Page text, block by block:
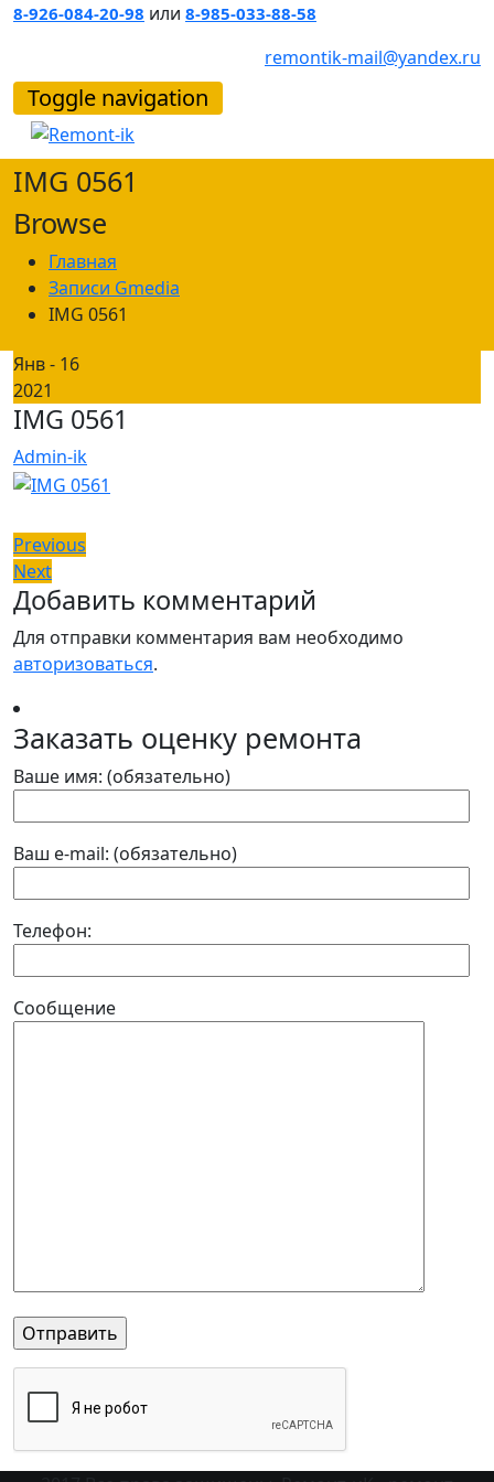
8-926-084-20-98 или 8-985-033-88-58
remontik-mail@yandex.ru
Toggle navigation
IMG 0561
Browse
Главная
Записи Gmedia
IMG 0561
Янв - 16
2021
IMG 0561
Admin-ik
Навигация
по
записям
Previous
NextNext
post:
Добавить комментарий
Для отправки комментария вам необходимо
авторизоваться.
Заказать оценку ремонта
Ваше имя: (обязательно)
Ваш e-mail: (обязательно)
Телефон:
Сообщение